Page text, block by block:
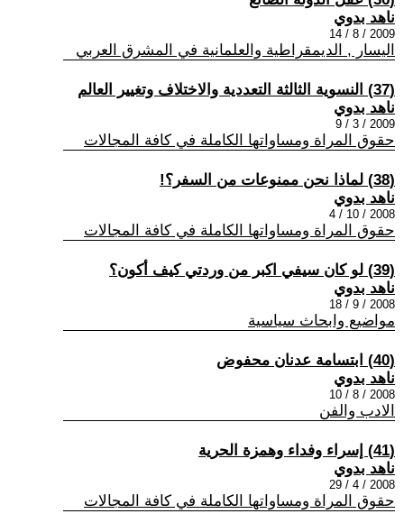
ناهد بدوي
2009 / 8 / 14
اليسار , الديمقراطية والعلمانية في المشرق العربي
(37) النسوية الثالثة التعددية والاختلاف وتغيير العالم
ناهد بدوي
2009 / 3 / 9
حقوق المراة ومساواتها الكاملة في كافة المجالات
(38) لماذا نحن ممنوعات من السفر؟!
ناهد بدوي
2008 / 10 / 4
حقوق المراة ومساواتها الكاملة في كافة المجالات
(39) لو كان سيفي اكبر من وردتي كيف أكون؟
ناهد بدوي
2008 / 9 / 18
مواضيع وابحاث سياسية
(40) ابتسامة عدنان محفوض
ناهد بدوي
2008 / 8 / 10
الادب والفن
(41) إسراء وفداء وهمزة الحرية
ناهد بدوي
2008 / 4 / 29
حقوق المراة ومساواتها الكاملة في كافة المجالات